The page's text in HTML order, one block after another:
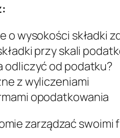
o wysokości składki
przy skali
odliczyć od podatku?
z wyliczeniami
opodatkowania
zarządzać swoimi